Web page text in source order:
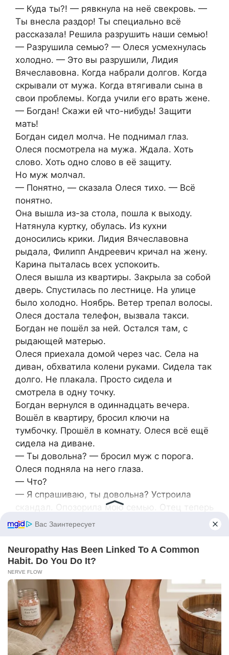
— Куда ты?! — рявкнула на неё свекровь. —
Ты внесла раздор! Ты специально всё
рассказала! Решила разрушить наши семью!
— Разрушила семью? — Олеся усмехнулась
холодно. — Это вы разрушили, Лидия
Вячеславовна. Когда набрали долгов. Когда
скрывали от мужа. Когда втягивали сына в
свои проблемы. Когда учили его врать жене.
— Богдан! Скажи ей что-нибудь! Защити
мать!
Богдан сидел молча. Не поднимал глаз.
Олеся посмотрела на мужа. Ждала. Хоть
слово. Хоть одно слово в её защиту.
Но муж молчал.
— Понятно, — сказала Олеся тихо. — Всё
понятно.
Она вышла из-за стола, пошла к выходу.
Натянула куртку, обулась. Из кухни
доносились крики. Лидия Вячеславовна
рыдала, Филипп Андреевич кричал на жену.
Карина пыталась всех успокоить.
Олеся вышла из квартиры. Закрыла за собой
дверь. Спустилась по лестнице. На улице
было холодно. Ноябрь. Ветер трепал волосы.
Олеся достала телефон, вызвала такси.
Богдан не пошёл за ней. Остался там, с
рыдающей матерью.
Олеся приехала домой через час. Села на
диван, обхватила колени руками. Сидела так
долго. Не плакала. Просто сидела и
смотрела в одну точку.
Богдан вернулся в одиннадцать вечера.
Вошёл в квартиру, бросил ключи на
тумбочку. Прошёл в комнату. Олеся всё ещё
сидела на диване.
— Ты довольна? — бросил муж с порога.
Олеся подняла на него глаза.
— Что?
— Я спрашиваю, ты довольна? Устроила
скандал. Опозорила мою семью. Отец теперь
с матерью не разговаривает. Карина в шоке.
— Из-за меня?
— Да. Ты могла промолчать. Но нет, ты
решила выставить всех на посмешище.
Олеся встала. Медленно. Подошла к мужу
ближе.
— Богдан, ты слышишь себя? Твоя мать
набрала триста тысяч долга. Врала мужу.
Втянула тебя в это вранье. Заставила тебя
скрывать от жены, куда уходят деньги. А